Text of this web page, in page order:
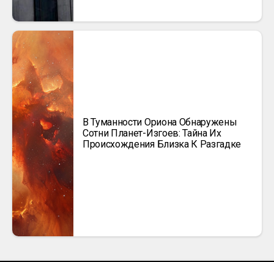
В Туманности Ориона Обнаружены
Сотни Планет-Изгоев: Тайна Их
Происхождения Близка К Разгадке